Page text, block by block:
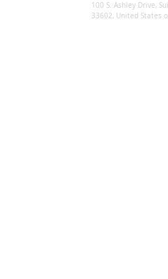
100 S. Ashley Drive,
33602, United States